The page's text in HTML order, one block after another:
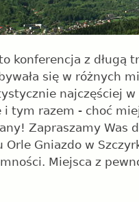
konferencja z długą
się w różnych
najczęściej
i tym razem - choć
Zapraszamy Was
Orle Gniazdo w
Miejsca z